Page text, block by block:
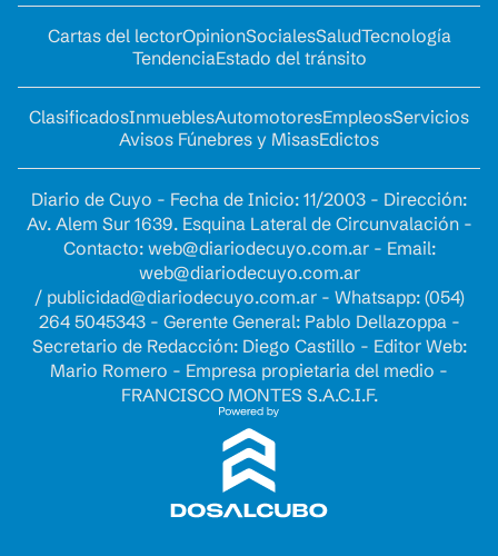
Cartas del lectorOpinionSocialesSaludTecnología
TendenciaEstado del tránsito
ClasificadosInmueblesAutomotoresEmpleosServicios
Avisos Fúnebres y MisasEdictos
Diario de Cuyo - Fecha de Inicio: 11/2003 - Dirección:
Av. Alem Sur 1639. Esquina Lateral de Circunvalación -
Contacto: web@diariodecuyo.com.ar- Email:
web@diariodecuyo.com.ar
/ publicidad@diariodecuyo.com.ar- Whatsapp: (054)
264 5045343 - Gerente General: Pablo Dellazoppa -
Secretario de Redacción: Diego Castillo - Editor Web:
Mario Romero - Empresa propietaria del medio -
FRANCISCO MONTES S.A.C.I.F.